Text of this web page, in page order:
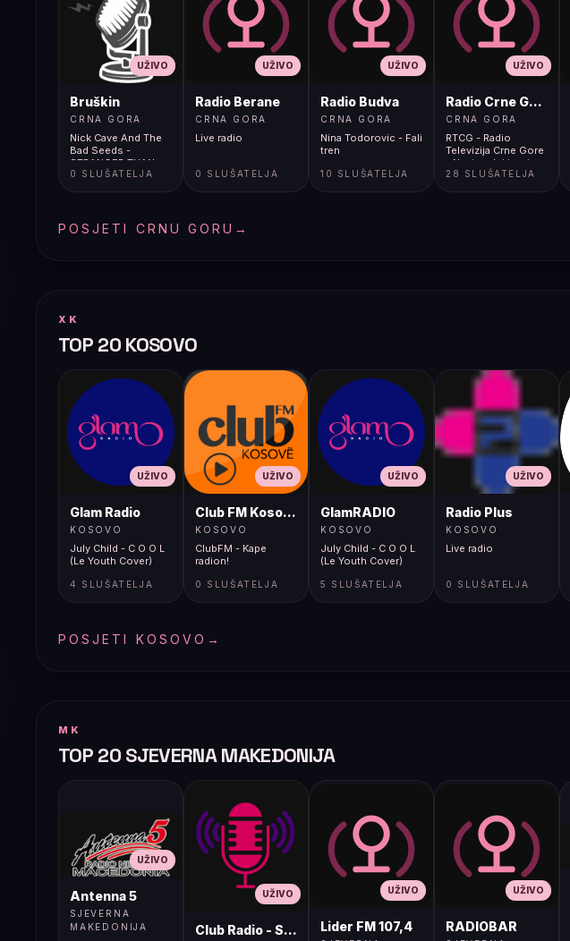
UŽIVO
Bruškin
CRNA GORA
Nick Cave And The
Bad Seeds -
STRANGER THAN
KINDNESS [1qZ]
0 SLUŠATELJA
UŽIVO
Radio Berane
CRNA GORA
Live radio
0 SLUŠATELJA
UŽIVO
Radio Budva
CRNA GORA
Nina Todorovic - Fali
tren
10 SLUŠATELJA
UŽIVO
Radio Crne Gore 1
CRNA GORA
RTCG - Radio
Televizija Crne Gore
- Nacionalni javni
servis
28 SLUŠATELJA
POSJETI CRNU GORU →
XK
TOP 20 KOSOVO
UŽIVO
Glam Radio
KOSOVO
July Child - C O O L
(Le Youth Cover)
4 SLUŠATELJA
UŽIVO
Club FM Kosovë
KOSOVO
ClubFM - Kape
radion!
0 SLUŠATELJA
UŽIVO
GlamRADIO
KOSOVO
July Child - C O O L
(Le Youth Cover)
5 SLUŠATELJA
UŽIVO
Radio Plus
KOSOVO
Live radio
0 SLUŠATELJA
POSJETI KOSOVO →
MK
TOP 20 SJEVERNA MAKEDONIJA
UŽIVO
Antenna 5
SJEVERNA
MAKEDONIJA
UŽIVO
Club Radio - Skopje, Mcedonia
UŽIVO
Lider FM 107,4
UŽIVO
RADIOBAR